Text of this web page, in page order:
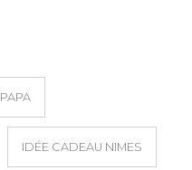
PAPA
IDÉE CADEAU NIMES